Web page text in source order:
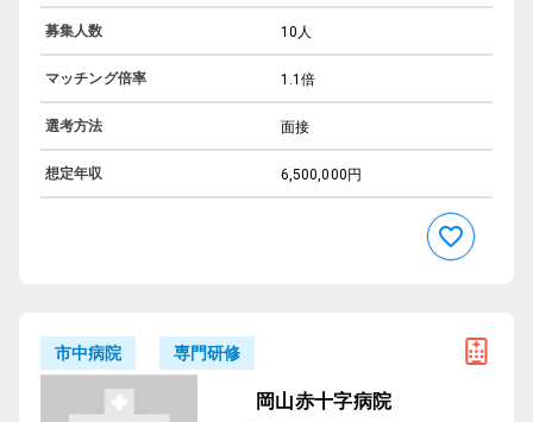
募集人数 10人
マッチング倍率 1.1倍
選考方法 面接
想定年収 6,500,000円
市中病院 専門研修
岡山赤十字病院